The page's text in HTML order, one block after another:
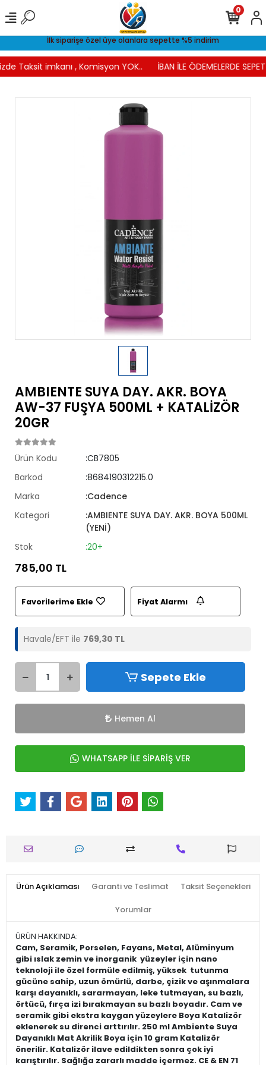
İlk siparişe özel üye olanlara sepette %5 indirim
Taksit imkanı , Komisyon YOK.. İBAN İLE ÖDEMELERDE
0
AMBIENTE SUYA DAY. AKR. BOYA
AW-37 FUŞYA 500ML + KATALİZÖR
20GR
Ürün Kodu
:CB7805
Barkod
:8684190312215.0
Marka
:Cadence
Kategori
:AMBIENTE SUYA DAY. AKR. BOYA 500ML
(YENİ)
Stok
:20+
785,00 TL
Favorilerime Ekle Fiyat Alarmı
Havale/EFT ile 769,30 TL
Sepete Ekle
Hemen Al
WHATSAPP İLE SİPARİŞ VER
Ürün Açıklaması Garanti ve Teslimat Taksit Seçenekleri
Yorumlar
ÜRÜN HAKKINDA:
Cam, Seramik, Porselen, Fayans, Metal, Alüminyum
gibi ıslak zemin ve inorganik yüzeyler için nano
teknoloji ile özel formüle edilmiş, yüksek tutunma
gücüne sahip, uzun ömürlü, darbe, çizik ve aşınmalara
karşı dayanıklı, sararmayan, leke tutmayan, su bazlı,
örtücü, fırça izi bırakmayan su bazlı boyadır. Cam ve
seramik gibi ekstra kaygan yüzeylere Boya Katalizör
eklenerek su direnci arttırılır. 250 ml Ambiente Suya
Dayanıklı Mat Akrilik Boya için 10 gram Katalizör
önerilir. Katalizör ilave edildikten sonra çok iyi
karıştırılır. Sağlığa zararlı madde içermez. CE & EN 71